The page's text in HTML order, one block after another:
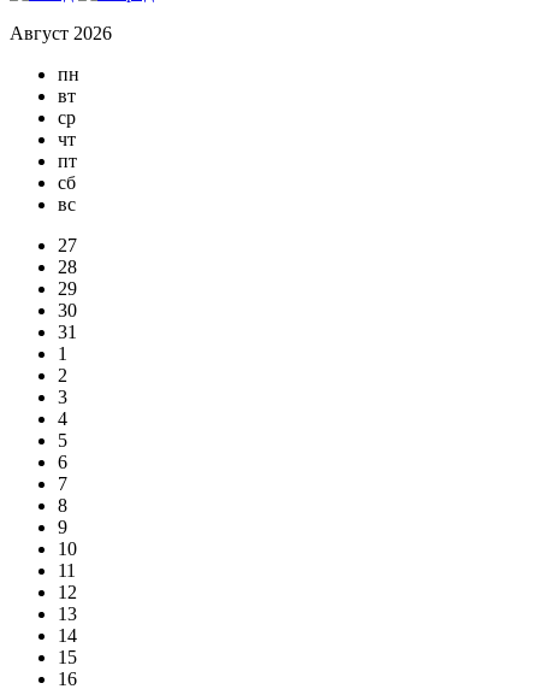
Август 2026
пн
вт
ср
чт
пт
сб
вс
27
28
29
30
31
1
2
3
4
5
6
7
8
9
10
11
12
13
14
15
16